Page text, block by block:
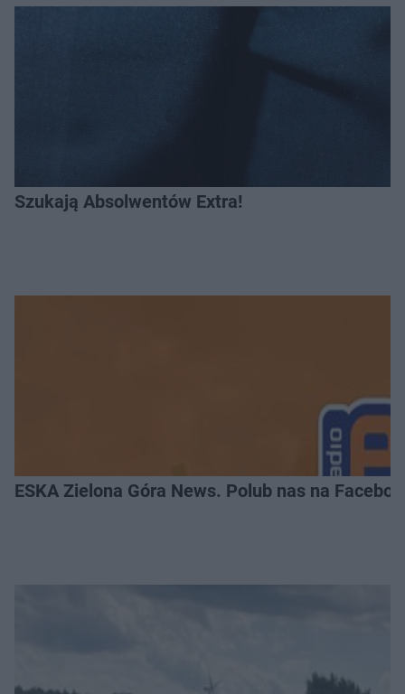
Szukają Absolwentów Extra!
ESKA Zielona Góra News. Polub nas na